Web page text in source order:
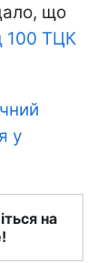
що
100 ТЦК
у
на